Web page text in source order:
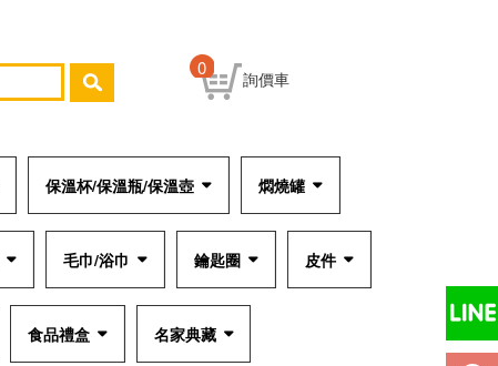
0
詢價車
保溫杯/保溫瓶/保溫壺 燜燒罐
毛巾/浴巾 鑰匙圈 皮件
食品禮盒 名家典藏